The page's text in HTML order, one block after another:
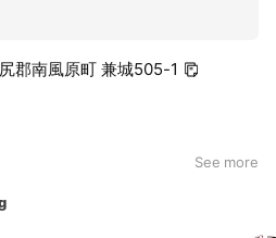
郡南風原町 兼城505-1
See more